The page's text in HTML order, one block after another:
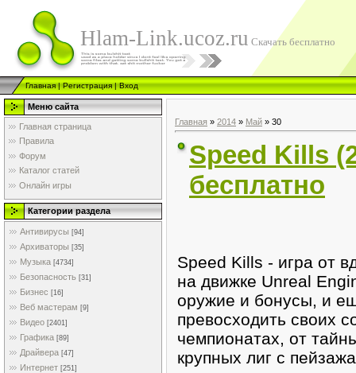
Hlam-Link.ucoz.ru Скачать бесплатно
Главная|Регистрация|Вход
Меню сайта
Главная страница
Правила
Форум
Каталог статей
Онлайн игры
Категории раздела
Антивирусы [94]
Архиваторы [35]
Музыка [4734]
Безопасность [31]
Бизнес [16]
Веб мастерам [9]
Видео [2401]
Графика [89]
Драйвера [47]
Интернет [251]
Главная » 2014 » Май » 30
Speed Kills
бесплатно
Speed Kills - игра от
на движке Unreal
оружие и бонусы, и
превосходить своих
чемпионатах, от
крупных лиг с